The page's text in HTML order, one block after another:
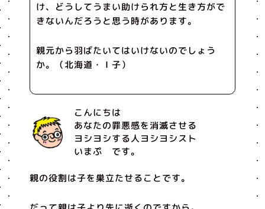
け、どうしてうまい助けられ方と生き方がで
きないんだろうと思う時があります。
親元から羽ばたいてはいけないのでしょう
か。（北海道・Ｉ子）
こんにちは
あなたの罪悪感を消滅させる
ヨシヨシする人ヨシヨシスト
いまぷ です。
親の役割は子を巣立たせることです。